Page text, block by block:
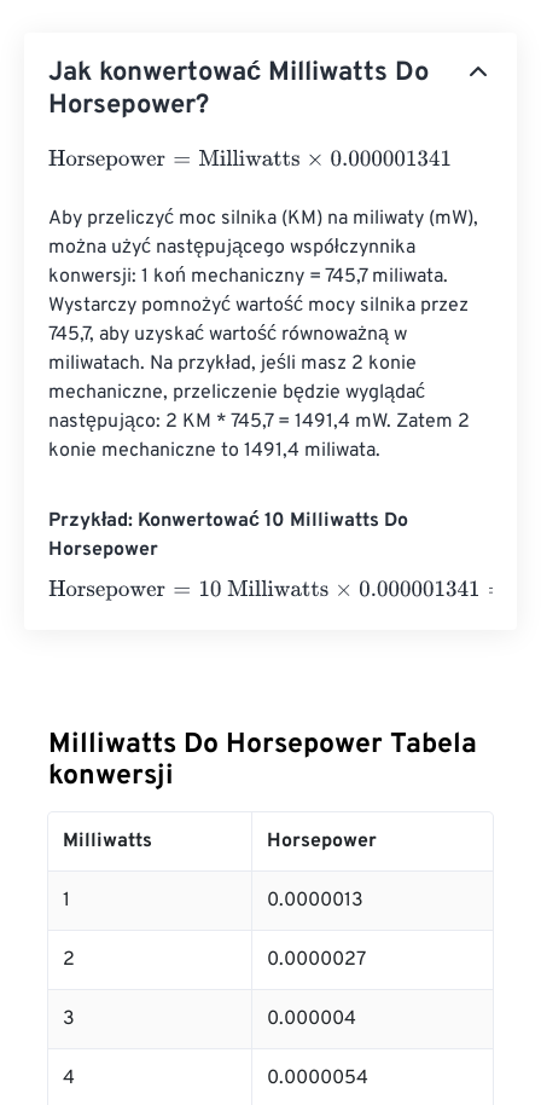
Jak konwertować Milliwatts Do
Horsepower?
Horsepower= Milliwatts×0.000001341
Aby przeliczyć moc silnika (KM) na miliwaty (mW),
można użyć następującego współczynnika
konwersji: 1 koń mechaniczny = 745,7 miliwata.
Wystarczy pomnożyć wartość mocy silnika przez
745,7, aby uzyskać wartość równoważną w
miliwatach. Na przykład, jeśli masz 2 konie
mechaniczne, przeliczenie będzie wyglądać
następująco: 2 KM * 745,7 = 1491,4 mW. Zatem 2
konie mechaniczne to 1491,4 miliwata.
Przykład: Konwertować 10 Milliwatts Do
Horsepower
Horsepower= 10 Milliwatts×0.000001341=0.0000134
Milliwatts Do Horsepower Tabela
konwersji
Milliwatts Horsepower
1 0.0000013
2 0.0000027
3 0.000004
4 0.0000054